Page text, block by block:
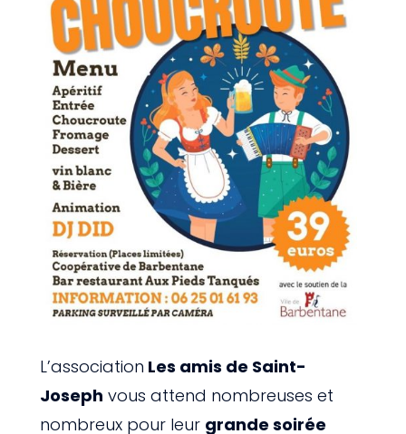
L’association Les amis de Saint-
Joseph vous attend nombreuses et
nombreux pour leur grande soirée